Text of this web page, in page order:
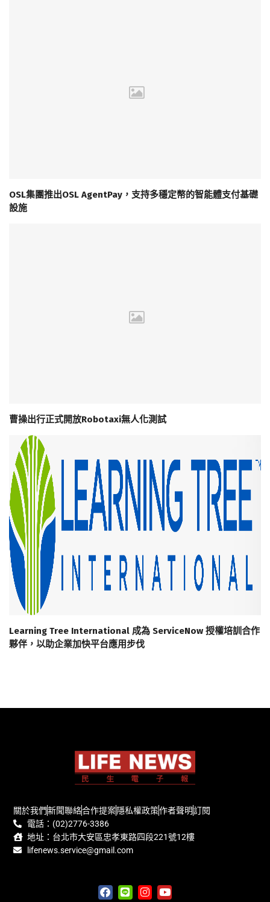
OSL集團推出OSL AgentPay，支持多穩定幣的智能體支付基礎
設施
曹操出行正式開放Robotaxi無人化測試
Learning Tree International 成為 ServiceNow 授權培訓合作
夥伴，以助企業加快平台應用步伐
關於我們新聞聯絡合作提案隱私權政策作者聲明訂閱
電話：(02)2776-3386
地址：台北市大安區忠孝東路四段221號12樓
lifenews.service@gmail.com